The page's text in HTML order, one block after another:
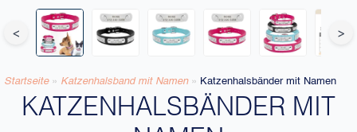
< >
Startseite » Katzenhalsband mit Namen​ » Katzenhalsbänder mit Namen
KATZENHALSBÄNDER MIT